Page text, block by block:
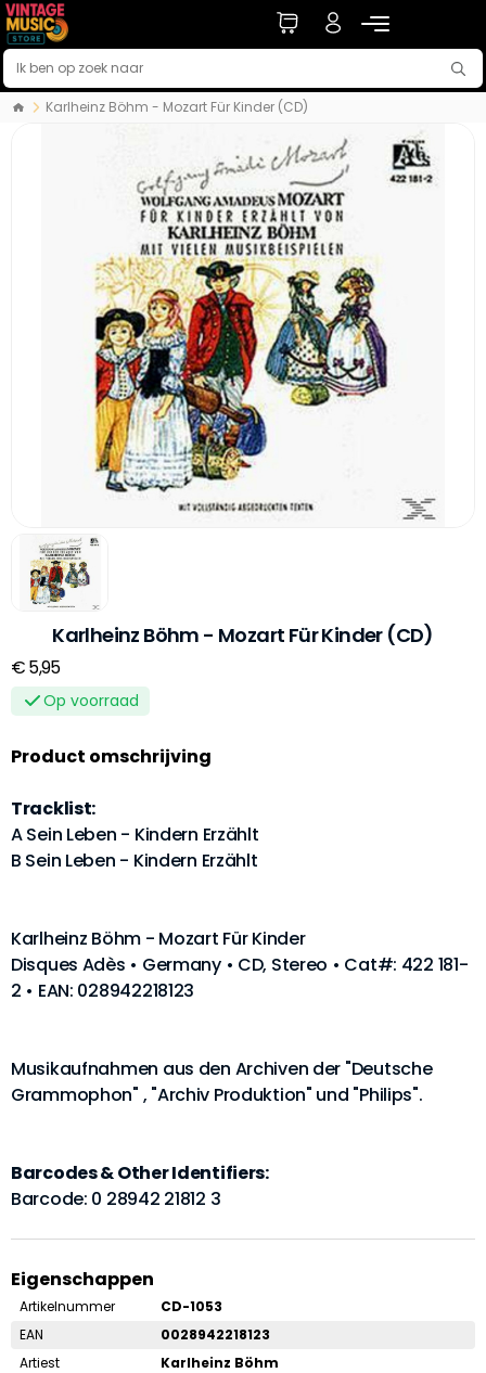
Karlheinz Böhm - Mozart Für Kinder (CD)
Karlheinz Böhm - Mozart Für Kinder (CD)
€ 5,95
Op voorraad
Product omschrijving
Tracklist:
A Sein Leben - Kindern Erzählt
B Sein Leben - Kindern Erzählt
Karlheinz Böhm - Mozart Für Kinder
Disques Adès • Germany • CD, Stereo • Cat#: 422 181-
2 • EAN: 028942218123
Musikaufnahmen aus den Archiven der "Deutsche
Grammophon" , "Archiv Produktion" und "Philips".
Barcodes & Other Identifiers:
Barcode: 0 28942 21812 3
Eigenschappen
Artikelnummer
CD-1053
EAN
0028942218123
Artiest
Karlheinz Böhm